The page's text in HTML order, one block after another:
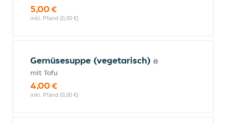
5,00 €
inkl. Pfand (0,00 €)
Gemüsesuppe (vegetarisch)
mit Tofu
4,00 €
inkl. Pfand (0,00 €)